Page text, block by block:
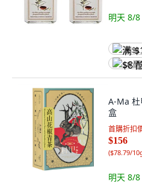
明天 8/8
满
$8 酷
A-Ma 杜
盒
首購折扣
$156
($78.79/
明天 8/8